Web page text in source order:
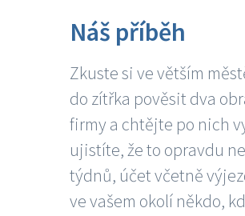
Náš příběh
Zkuste si ve větším
do zítřka pověsit dva
firmy a chtějte po nich
ujistíte, že to opravdu
týdnů, účet včetně
ve vašem okolí někdo,